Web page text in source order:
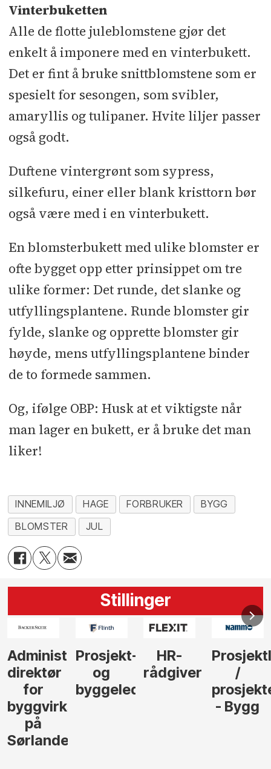
Vinterbuketten
Alle de flotte juleblomstene gjør det
enkelt å imponere med en vinterbukett.
Det er fint å bruke snittblomstene som er
spesielt for sesongen, som svibler,
amaryllis og tulipaner. Hvite liljer passer
også godt.
Duftene vintergrønt som sypress,
silkefuru, einer eller blank kristtorn bør
også være med i en vinterbukett.
En blomsterbukett med ulike blomster er
ofte bygget opp etter prinsippet om tre
ulike former: Det runde, det slanke og
utfyllingsplantene. Runde blomster gir
fylde, slanke og opprette blomster gir
høyde, mens utfyllingsplantene binder
de to formede sammen.
Og, ifølge OBP: Husk at et viktigste når
man lager en bukett, er å bruke det man
liker!
INNEMILJØ HAGE FORBRUKER
BYGG
BLOMSTER
JUL
Stillinger
HR-
rådgiver
Prosjektleder
/
prosjekteringsleder
Vi
behøver
elektrofagfolk
Anlegg
søker
Elektro